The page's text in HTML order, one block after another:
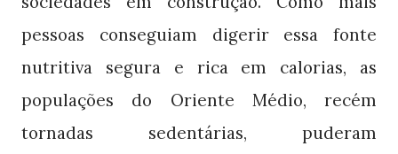
pessoas conseguiam digerir essa fonte
nutritiva segura e rica em calorias, as
populações do Oriente Médio, recém
tornadas sedentárias, puderam